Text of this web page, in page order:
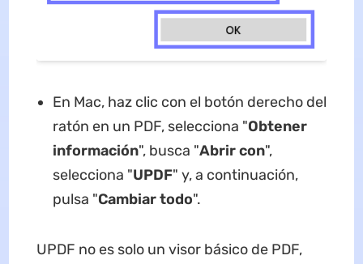
En Mac, haz clic con el botón derecho del
ratón en un PDF, selecciona "Obtener
información", busca "Abrir con",
selecciona "UPDF" y, a continuación,
pulsa "Cambiar todo".
UPDF no es solo un visor básico de PDF,